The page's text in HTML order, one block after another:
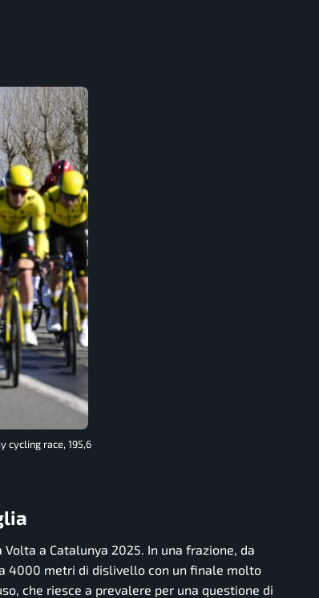
cycling race, 195,6
a Catalunya 2025. In una frazione, da
4000 metri di dislivello con un finale molto
che riesce a prevalere per una questione di